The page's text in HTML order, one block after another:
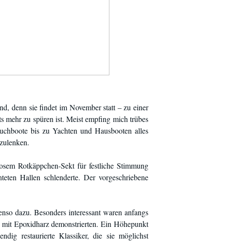
denn sie findet im November statt – zu einer
mehr zu spüren ist. Meist empfing mich trübes
bis zu Yachten und Hausbooten alles
Rotkäppchen-Sekt für festliche Stimmung
Hallen schlenderte. Der vorgeschriebene
dazu. Besonders interessant waren anfangs
Epoxidharz demonstrierten. Ein Höhepunkt
restaurierte Klassiker, die sie möglichst